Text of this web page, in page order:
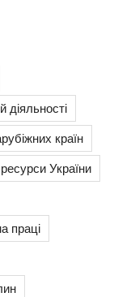
діяльності
країн
України
праці